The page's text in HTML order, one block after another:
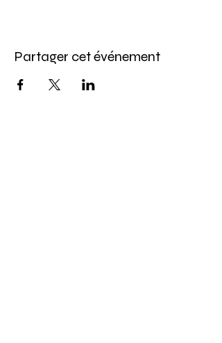
Partager cet événement